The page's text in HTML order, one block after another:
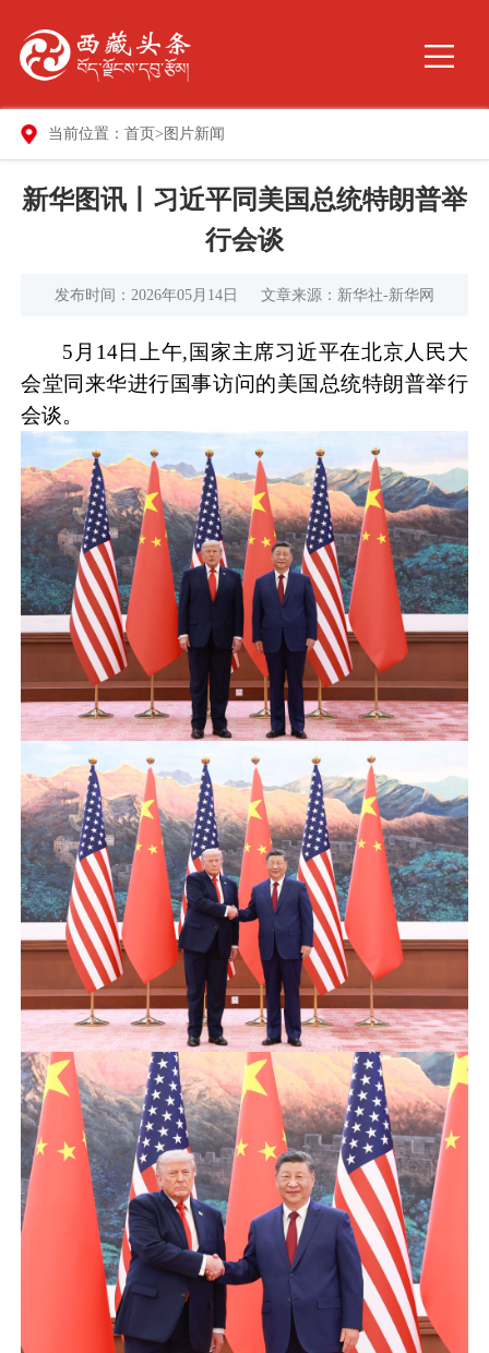
当前位置： 首页 > 图片新闻
新华图讯丨习近平同美国总统特朗普举
行会谈
发布时间：2026年05月14日 文章来源：新华社-新华网
5月14日上午,国家主席习近平在北京人民大
会堂同来华进行国事访问的美国总统特朗普举行
会谈。